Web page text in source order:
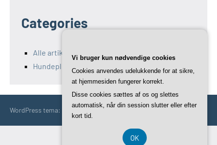
Categories
Alle artikler fra holger-grand-danois.dk
Hundepleje og -sundhed
WordPress tema: Occasio by ThemeZee.
Vi bruger kun nødvendige cookies
Cookies anvendes udelukkende for at sikre,
at hjemmesiden fungerer korrekt.
Disse cookies sættes af os og slettes
automatisk, når din session slutter eller efter
kort tid.
OK